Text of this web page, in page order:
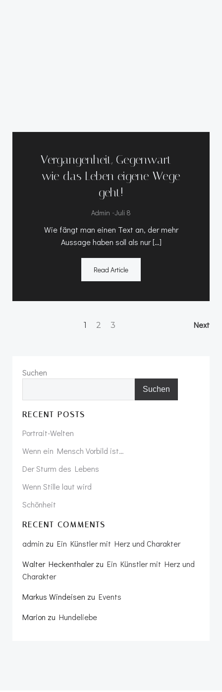
Vergangenheit, Gegenwart –
wie das Leben eigene Wege
geht!
Admin -Juli 8
Wie fängt man einen Text an, der mehr
Aussage haben soll als nur […]
Read Article
Page
1 Page
2 Page
3 Next
Suchen
Suchen
RECENT POSTS
Portrait-Welten
Wenn ein Mensch Vorbild ist…
Der Sturm des Lebens
Wenn Stille laut wird
Schönheit
RECENT COMMENTS
admin zu Ein Künstler mit Herz und Charakter
Walter Heckenthalerzu Ein Künstler mit Herz und
Charakter
Markus Windeisen zu Events
Marion zu Hundeliebe